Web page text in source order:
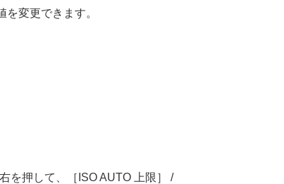
変更できます。
を押して、 ［ISO AUTO 上限］
/